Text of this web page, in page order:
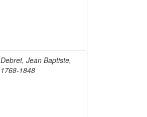
Debret, Jean Baptiste,
1768-1848